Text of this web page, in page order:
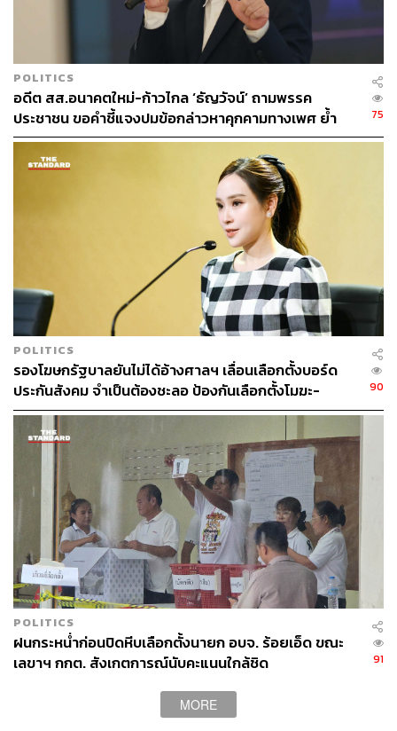
ช่วยธนาธรตั้งชื่อพรรค
พรรคอนาคตใหม่
ปิยบุตร แสงกนกกุล
กลุ่มนิติราษฎร์
ABOUT THE AUTHOR
ธนกร วงษ์ปัญญา
บรรณาธิการข่าวในประเทศ กอง
บรรณาธิการข่าว THE STANDARD
POLITICS
อดีต สส.อนาคตใหม่-ก้าวไกล ‘ธัญวัจน์’ ถามพรรค
ประชาชน ขอคำชี้แจงปมข้อกล่าวหาคุกคามทางเพศ ย้ำ
ความโปร่งใสต้องเป็นมาตรฐานเดียวกัน
75
POLITICS
รองโฆษกรัฐบาลยันไม่ได้อ้างศาลฯ เลื่อนเลือกตั้งบอร์ด
ประกันสังคม จำเป็นต้องชะลอ ป้องกันเลือกตั้งโมฆะ-
ปกป้องสิทธิผู้ประกันตน
90
POLITICS
ฝนกระหน่ำก่อนปิดหีบเลือกตั้งนายก อบจ. ร้อยเอ็ด ขณะ
เลขาฯ กกต. สังเกตการณ์นับคะแนนใกล้ชิด
91
MORE